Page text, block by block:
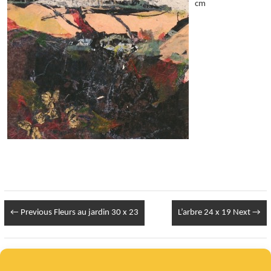
cm
← PreviousFleurs au jardin 30 x 23 L’arbre 24 x 19 Next →